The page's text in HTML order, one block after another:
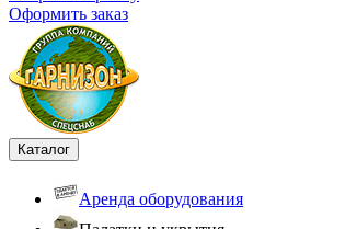
Оформить заказ
Каталог
Аренда оборудования